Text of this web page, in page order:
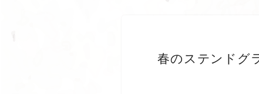
春のステンドグ